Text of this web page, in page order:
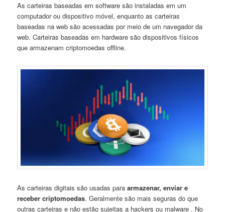
As carteiras baseadas em software são instaladas em um
computador ou dispositivo móvel, enquanto as carteiras
baseadas na web são acessadas por meio de um navegador da
web. Carteiras baseadas em hardware são dispositivos físicos
que armazenam criptomoedas offline.
As carteiras digitais são usadas paraarmazenar, enviar e
receber criptomoedas. Geralmente são mais seguras do que
outras carteiras e não estão sujeitas a hackers ou malware . No